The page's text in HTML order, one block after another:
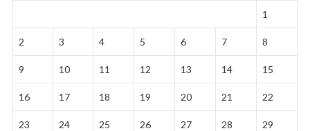
1
2 3 4 5 6 7 8
9 10 11 12 13 14 15
16 17 18 19 20 21 22
23 24 25 26 27 28 29